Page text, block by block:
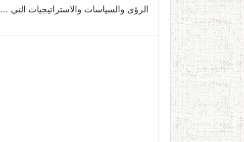
الرؤى والسياسات والاستراتيجيات التي …